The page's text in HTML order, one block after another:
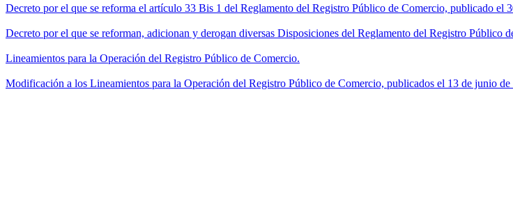
Decreto por el que se reforma el artículo 33 Bis 1 del Reglamento del Registro Público de Comercio, publicado el
Decreto por el que se reforman, adicionan y derogan diversas Disposiciones del Reglamento del Registro
Lineamientos para la Operación del Registro Público de Comercio.
Modificación a los Lineamientos para la Operación del Registro Público de Comercio, publicados el 13 de junio